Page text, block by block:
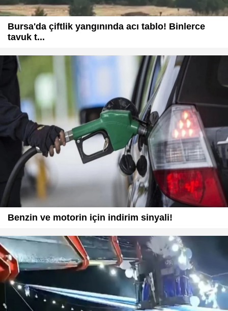
Bursa'da çiftlik yangınında acı tablo! Binlerce
tavuk t...
Benzin ve motorin için indirim sinyali!